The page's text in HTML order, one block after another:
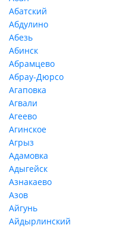
Абатский
Абдулино
Абезь
Абинск
Абрамцево
Абрау-Дюрсо
Агаповка
Агвали
Агеево
Агинское
Агрыз
Адамовка
Адыгейск
Азнакаево
Азов
Айгунь
Айдырлинский